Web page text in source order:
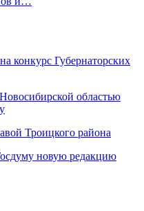
конкурс Губернаторских
областью
Троицкого района
новую редакцию